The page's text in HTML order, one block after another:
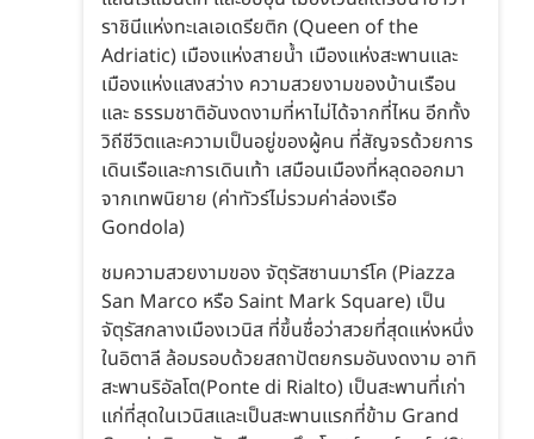
ราชินีแห่งทะเลเอเดรียติก (Queen of the
Adriatic) เมืองแห่งสายน้ำ เมืองแห่งสะพานและ
เมืองแห่งแสงสว่าง ความสวยงามของบ้านเรือน
และ ธรรมชาติอันงดงามที่หาไม่ได้จากที่ไหน อีกทั้ง
วิถีชีวิตและความเป็นอยู่ของผู้คน ที่สัญจรด้วยการ
เดินเรือและการเดินเท้า เสมือนเมืองที่หลุดออกมา
จากเทพนิยาย (ค่าทัวร์ไม่รวมค่าล่องเรือ
Gondola)
ชมความสวยงามของ จัตุรัสซานมาร์โค (Piazza
San Marco หรือ Saint Mark Square) เป็น
จัตุรัสกลางเมืองเวนิส ที่ขึ้นชื่อว่าสวยที่สุดแห่งหนึ่ง
ในอิตาลี ล้อมรอบด้วยสถาปัตยกรมอันงดงาม อาทิ
สะพานริอัลโต(Ponte di Rialto) เป็นสะพานที่เก่า
แก่ที่สุดในเวนิสและเป็นสะพานแรกที่ข้าม Grand